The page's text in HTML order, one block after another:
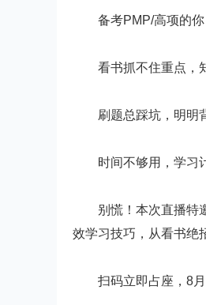
备考PMP/高项的你
看书抓不住重点，知
刷题总踩坑，明明背
时间不够用，学习
别慌！本次直播特邀
效学习技巧，从看书绝
扫码立即占座，8月